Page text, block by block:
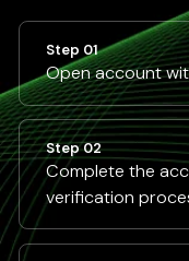
Step 01
Open account
Step 02
Complete the
verification